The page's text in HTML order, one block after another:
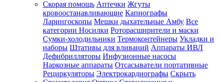
Скорая помощь Аптечки Жгуты
кровоостанавливающие Капнографы
Ларингоскопы Мешки дыхательные Амбу Все
категории Носилки Роторасширители и маски
Сумки-холодильники Термоконтейнеры Укладки и
наборы Штативы для вливаний Аппараты ИВЛ
Дефибрилляторы Инфузионные насосы
Наркозные аппараты Отсасыватели портативные
Рециркуляторы Электрокардиографы Скрыть